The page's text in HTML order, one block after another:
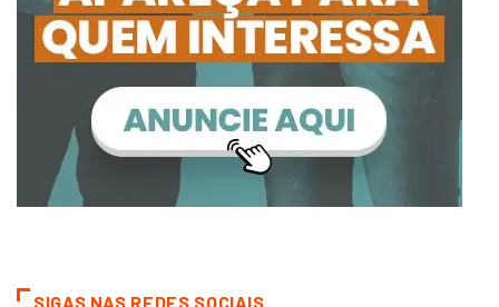
SIGAS NAS REDES SOCIAIS